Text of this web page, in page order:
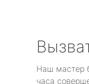
Наш мастер
часа